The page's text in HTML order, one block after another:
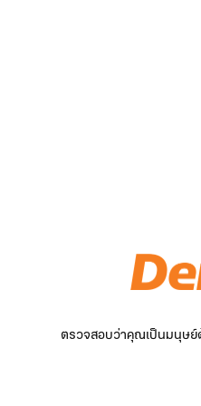
ตรวจสอบว่าคุณเป็นมนุษย์